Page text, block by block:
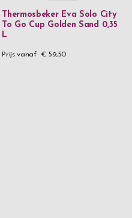
Thermosbeker Eva Solo City
To Go Cup Golden Sand 0,35
L
Prijs vanaf € 59,50